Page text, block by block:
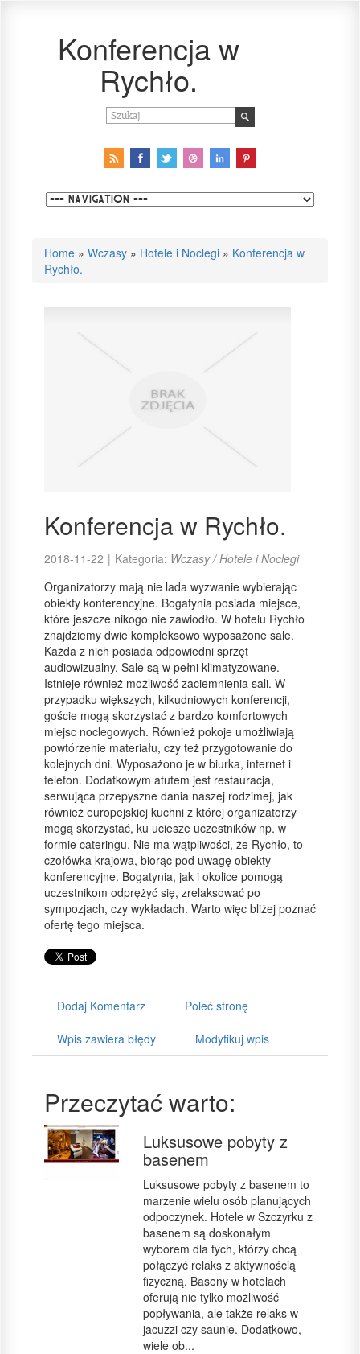
Konferencja w
Rychło.
Home » Wczasy » Hotele i Noclegi » Konferencja w
Rychło.
Konferencja w Rychło.
2018-11-22 | Kategoria: Wczasy / Hotele i Noclegi
Organizatorzy mają nie lada wyzwanie wybierając
obiekty konferencyjne. Bogatynia posiada miejsce,
które jeszcze nikogo nie zawiodło. W hotelu Rychło
znajdziemy dwie kompleksowo wyposażone sale.
Każda z nich posiada odpowiedni sprzęt
audiowizualny. Sale są w pełni klimatyzowane.
Istnieje również możliwość zaciemnienia sali. W
przypadku większych, kilkudniowych konferencji,
goście mogą skorzystać z bardzo komfortowych
miejsc noclegowych. Również pokoje umożliwiają
powtórzenie materiału, czy też przygotowanie do
kolejnych dni. Wyposażono je w biurka, internet i
telefon. Dodatkowym atutem jest restauracja,
serwująca przepyszne dania naszej rodzimej, jak
również europejskiej kuchni z której organizatorzy
mogą skorzystać, ku uciesze uczestników np. w
formie cateringu. Nie ma wątpliwości, że Rychło, to
czołówka krajowa, biorąc pod uwagę obiekty
konferencyjne. Bogatynia, jak i okolice pomogą
uczestnikom odprężyć się, zrelaksować po
sympozjach, czy wykładach. Warto więc bliżej poznać
ofertę tego miejsca.
Dodaj Komentarz Poleć stronę
Wpis zawiera błędy Modyfikuj wpis
Przeczytać warto:
Luksusowe pobyty z
basenem
Luksusowe pobyty z basenem to
marzenie wielu osób planujących
odpoczynek. Hotele w Szczyrku z
basenem są doskonałym
wyborem dla tych, którzy chcą
połączyć relaks z aktywnością
fizyczną. Baseny w hotelach
oferują nie tylko możliwość
popływania, ale także relaks w
jacuzzi czy saunie. Dodatkowo,
wiele ob...